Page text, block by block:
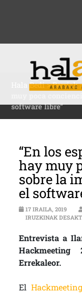
Hala Bedi>Berriak
software libre”
“En los
hay muy
sobre la
el
17 IRAILA, 2019
IRUZKINAK
Entrevista a
Errekaleor.
ElHackmeeting